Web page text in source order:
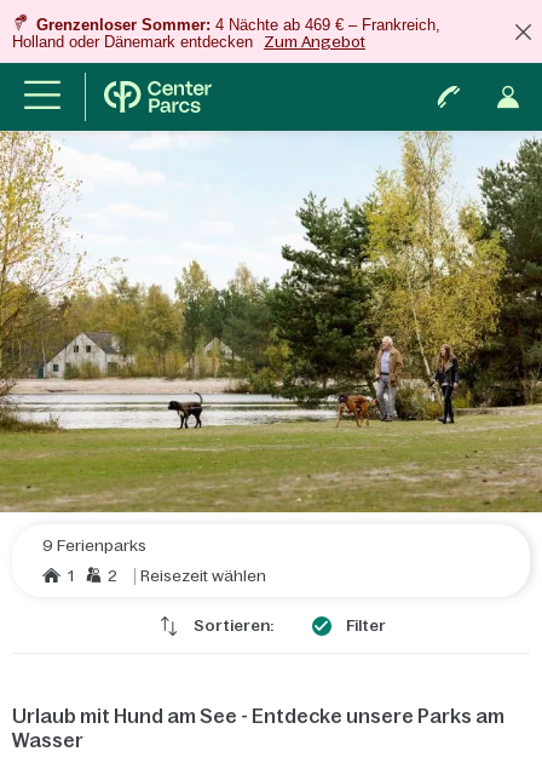
Grenzenloser Sommer: 4 Nächte ab 469 € – Frankreich,
Holland oder Dänemark entdecken
Zum Angebot
9 Ferienparks
1
2 Reisezeit wählen
Sortieren: Filter
Urlaub mit Hund am See - Entdecke unsere Parks am
Wasser